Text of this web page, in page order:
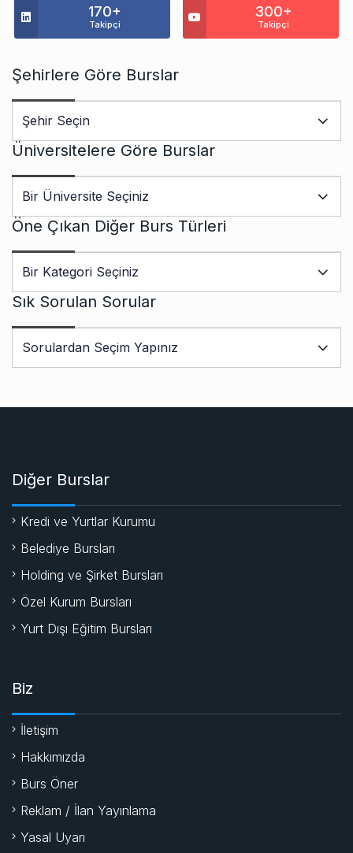
170+
Takipçi
300+
Takipçi
Şehirlere Göre Burslar
Üniversitelere Göre Burslar
Öne Çıkan Diğer Burs Türleri
Sık Sorulan Sorular
Diğer Burslar
Kredi ve Yurtlar Kurumu
Belediye Bursları
Holding ve Şirket Bursları
Özel Kurum Bursları
Yurt Dışı Eğitim Bursları
Biz
İletişim
Hakkımızda
Burs Öner
Reklam / İlan Yayınlama
Yasal Uyarı